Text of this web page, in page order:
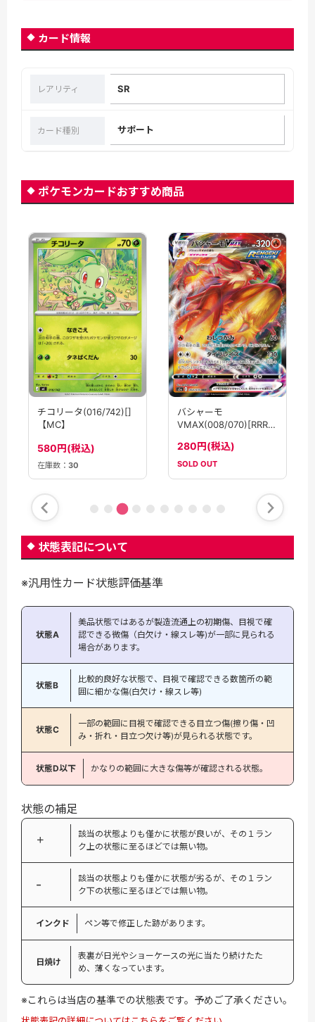
カード情報
レアリティ SR
カード種別 サポート
ポケモンカードおすすめ商品
チコリータ(016/742)[]
【MC】
580円(税込)
在庫数： 30
バシャーモ
VMAX(008/070)[RRR]
280円(税込)
SOLD OUT
状態表記について
※汎用性カード状態評価基準
状態A
美品状態ではあるが製造流通上の初期傷、目視で確
認できる微傷（白欠け・線スレ等)が一部に見られる
場合があります。
状態B
比較的良好な状態で、目視で確認できる数箇所の範
囲に細かな傷(白欠け・線スレ等)
状態C
一部の範囲に目視で確認できる目立つ傷(擦り傷・凹
み・折れ・目立つ欠け等)が見られる状態です。
状態D以下 かなりの範囲に大きな傷等が確認される状態。
状態の補足
＋
該当の状態よりも僅かに状態が良いが、その１ラン
ク上の状態に至るほどでは無い物。
−
該当の状態よりも僅かに状態が劣るが、その１ラン
ク下の状態に至るほどでは無い物。
インクド ペン等で修正した跡があります。
日焼け
表裏が日光やショーケースの光に当たり続けたた
め、薄くなっています。
※これらは当店の基準での状態表です。予めご了承ください。